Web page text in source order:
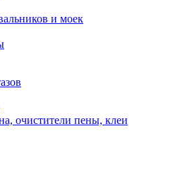
и моек
очистители пены, клеи